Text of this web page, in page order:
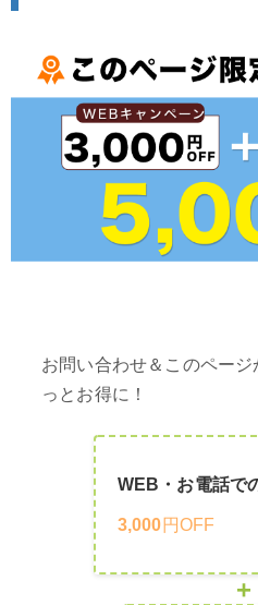
お問い合わせ＆このペー
っとお得に！
WEB・お電話で
3,000 円OFF
+